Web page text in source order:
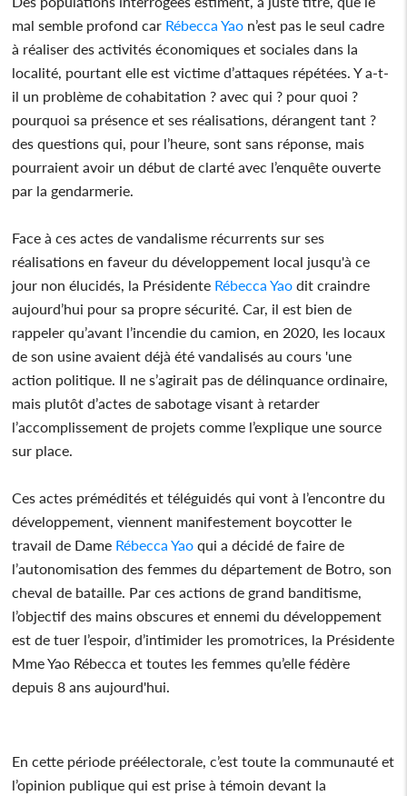
mal semble profond car Rébecca Yao n’est pas le seul cadre
à réaliser des activités économiques et sociales dans la
localité, pourtant elle est victime d’attaques répétées. Y a-t-
il un problème de cohabitation ? avec qui ? pour quoi ?
pourquoi sa présence et ses réalisations, dérangent tant ?
des questions qui, pour l’heure, sont sans réponse, mais
pourraient avoir un début de clarté avec l’enquête ouverte
par la gendarmerie.
Face à ces actes de vandalisme récurrents sur ses
réalisations en faveur du développement local jusqu'à ce
jour non élucidés, la Présidente Rébecca Yao dit craindre
aujourd’hui pour sa propre sécurité. Car, il est bien de
rappeler qu’avant l’incendie du camion, en 2020, les locaux
de son usine avaient déjà été vandalisés au cours 'une
action politique. Il ne s’agirait pas de délinquance ordinaire,
mais plutôt d’actes de sabotage visant à retarder
l’accomplissement de projets comme l’explique une source
sur place.
Ces actes prémédités et téléguidés qui vont à l’encontre du
développement, viennent manifestement boycotter le
travail de Dame Rébecca Yao qui a décidé de faire de
l’autonomisation des femmes du département de Botro, son
cheval de bataille. Par ces actions de grand banditisme,
l’objectif des mains obscures et ennemi du développement
est de tuer l’espoir, d’intimider les promotrices, la Présidente
Mme Yao Rébecca et toutes les femmes qu’elle fédère
depuis 8 ans aujourd'hui.
En cette période préélectorale, c’est toute la communauté et
l’opinion publique qui est prise à témoin devant la